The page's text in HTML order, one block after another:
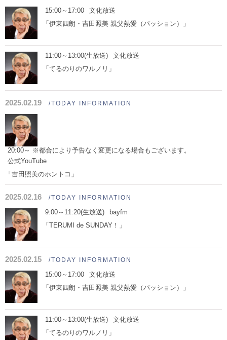
15:00～17:00
文化放送
「伊東四朗・吉田照美 親父熱愛（パッション）」
11:00～13:00(生放送)
文化放送
「てるのりのワルノリ」
2025.02.19 /TODAY INFORMATION
20:00～ ※都合により予告なく変更になる場合もございます。
公式YouTube
「吉田照美のホントコ」
2025.02.16 /TODAY INFORMATION
9:00～11:20(生放送)
bayfm
「TERUMI de SUNDAY！」
2025.02.15 /TODAY INFORMATION
15:00～17:00
文化放送
「伊東四朗・吉田照美 親父熱愛（パッション）」
11:00～13:00(生放送)
文化放送
「てるのりのワルノリ」